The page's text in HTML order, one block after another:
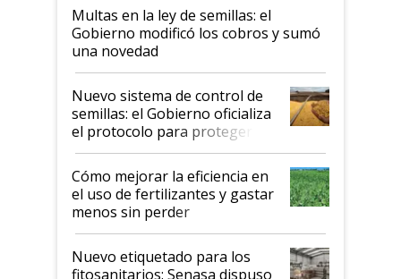
Multas en la ley de semillas: el
Gobierno modificó los cobros y sumó
una novedad
Nuevo sistema de control de
semillas: el Gobierno oficializa
el protocolo para proteger la
propiedad intelectual
Cómo mejorar la eficiencia en
el uso de fertilizantes y gastar
menos sin perder
productividad en la campaña
fina
Nuevo etiquetado para los
fitosanitarios: Senasa dispuso